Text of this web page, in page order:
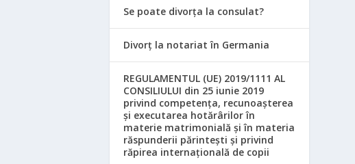
Se poate divorța la consulat?
Divorț la notariat în Germania
REGULAMENTUL (UE) 2019/1111 AL
CONSILIULUI din 25 iunie 2019
privind competența, recunoașterea
și executarea hotărârilor în
materie matrimonială și în materia
răspunderii părintești și privind
răpirea internațională de copii